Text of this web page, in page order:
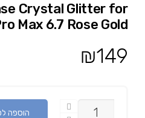
Crystal Glitter for
Max 6.7 Rose Gold
₪149
כמות
הוספה